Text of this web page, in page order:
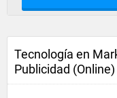
Tecnología en
Publicidad (Online)